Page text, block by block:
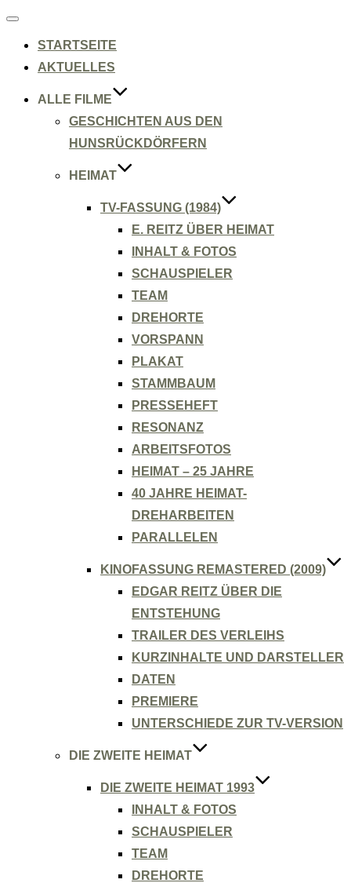
Navigation
STARTSEITE
AKTUELLES
ALLE FILME
GESCHICHTEN AUS DEN
HUNSRÜCKDÖRFERN
HEIMAT
TV-FASSUNG (1984)
E. REITZ ÜBER HEIMAT
INHALT & FOTOS
SCHAUSPIELER
TEAM
DREHORTE
VORSPANN
PLAKAT
STAMMBAUM
PRESSEHEFT
RESONANZ
ARBEITSFOTOS
HEIMAT – 25 JAHRE
40 JAHRE HEIMAT-
DREHARBEITEN
PARALLELEN
KINOFASSUNG REMASTERED (2009)
EDGAR REITZ ÜBER DIE
ENTSTEHUNG
TRAILER DES VERLEIHS
KURZINHALTE UND DARSTELLER
DATEN
PREMIERE
UNTERSCHIEDE ZUR TV-VERSION
DIE ZWEITE HEIMAT
DIE ZWEITE HEIMAT 1993
INHALT & FOTOS
SCHAUSPIELER
TEAM
DREHORTE